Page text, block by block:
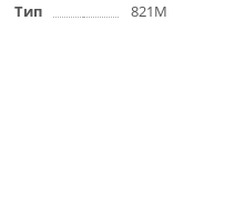
Тип
821М